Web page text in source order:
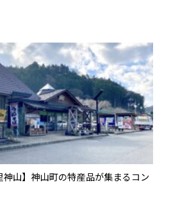
神山】神山町の特産品が集まるコン